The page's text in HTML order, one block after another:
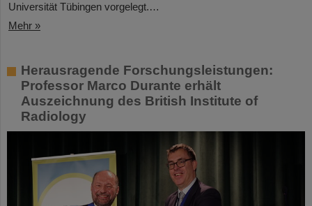
Universität Tübingen vorgelegt.…
Mehr »
Herausragende Forschungsleistungen:
Professor Marco Durante erhält
Auszeichnung des British Institute of
Radiology